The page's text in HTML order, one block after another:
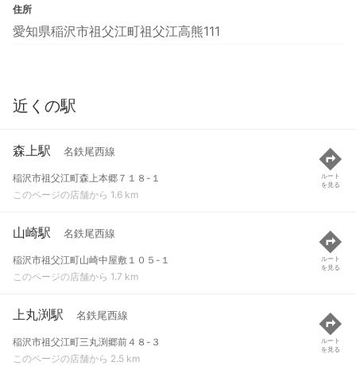
住所
愛知県稲沢市祖父江町祖父江高熊111
近くの駅
森上駅 名鉄尾西線
稲沢市祖父江町森上本郷７１８-１
このページの店舗から 1.6 km
ルート
を見る
山崎駅 名鉄尾西線
稲沢市祖父江町山崎中屋敷１０５-１
このページの店舗から 1.7 km
ルート
を見る
上丸渕駅 名鉄尾西線
稲沢市祖父江町三丸渕郷前４８-３
このページの店舗から 2.5 km
ルート
を見る